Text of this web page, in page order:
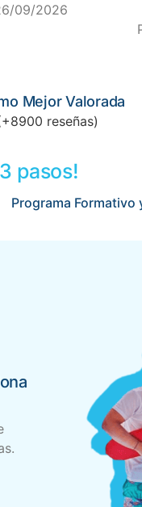
09/2026
Mejor Valorada
reseñas)
pasos!
Programa Formativo